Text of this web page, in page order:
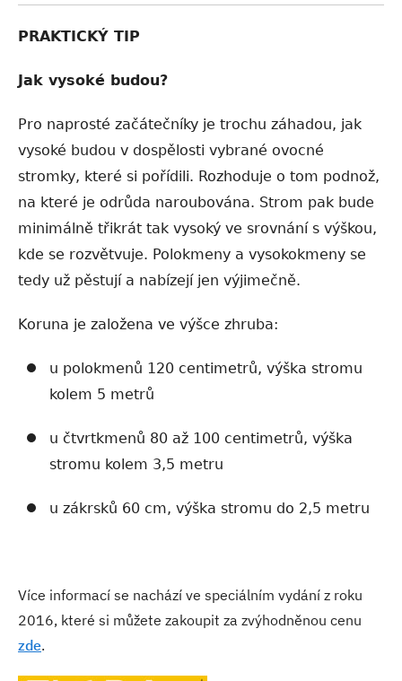
PRAKTICKÝ TIP
Jak vysoké budou?
Pro naprosté začátečníky je trochu záhadou, jak
vysoké budou v dospělosti vybrané ovocné
stromky, které si pořídili. Rozhoduje o tom podnož,
na které je odrůda naroubována. Strom pak bude
minimálně třikrát tak vysoký ve srovnání s výškou,
kde se rozvětvuje. Polokmeny a vysokokmeny se
tedy už pěstují a nabízejí jen výjimečně.
Koruna je založena ve výšce zhruba:
u polokmenů 120 centimetrů, výška stromu
kolem 5 metrů
u čtvrtkmenů 80 až 100 centimetrů, výška
stromu kolem 3,5 metru
u zákrsků 60 cm, výška stromu do 2,5 metru
Více informací se nachází ve speciálním vydání z roku
2016, které si můžete zakoupit za zvýhodněnou cenu
zde.